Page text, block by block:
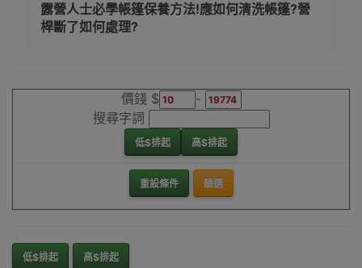
露營人士必學帳篷保養方法!應如何清洗帳篷?營
桿斷了如何處理?
價錢 $
-
搜尋字詞
低$排起 高$排起
重設條件 篩選
低$排起 高$排起